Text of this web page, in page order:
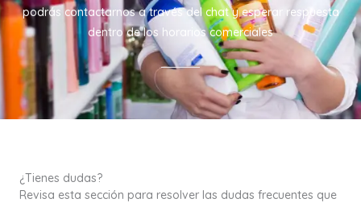
podrás contactarnos a través del chat y esperar respuesta
dentro de los horarios comerciales
¿Tienes dudas?
Revisa esta sección para resolver las dudas frecuentes que